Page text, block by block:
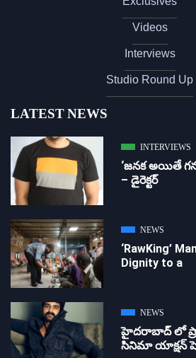
Videos
Interviews
Studio Round Up
LATEST NEWS
INTERVIEWS
‘జ‌న‌క అయితే
– డైరెక్ట‌ర్
NEWS
‘RawKing’
Dignity to a
NEWS
హైదరాబాద్ లో
సినిమా యాక్షన్